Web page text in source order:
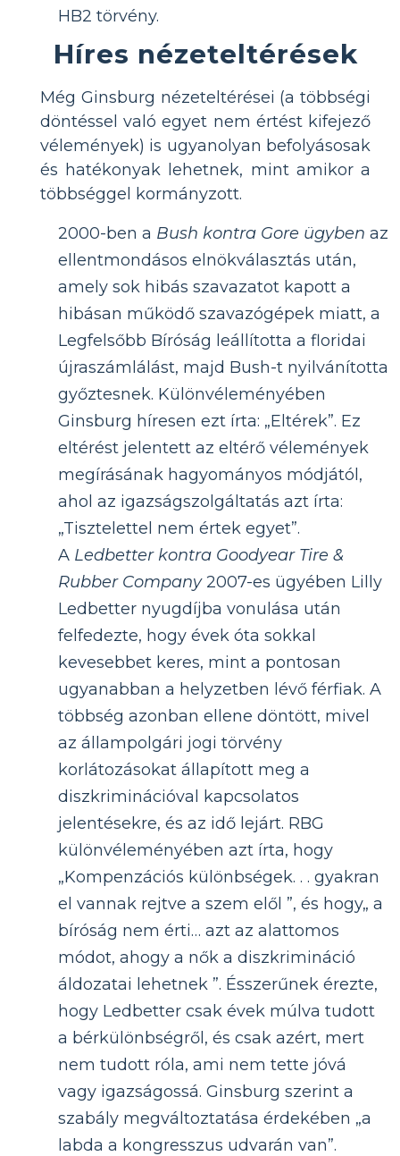
HB2 törvény.
Híres nézeteltérések
Még Ginsburg nézeteltérései (a többségi
döntéssel való egyet nem értést kifejező
vélemények) is ugyanolyan befolyásosak
és hatékonyak lehetnek, mint amikor a
többséggel kormányzott.
2000-ben a Bush kontra Gore ügyben az
ellentmondásos elnökválasztás után,
amely sok hibás szavazatot kapott a
hibásan működő szavazógépek miatt, a
Legfelsőbb Bíróság leállította a floridai
újraszámlálást, majd Bush-t nyilvánította
győztesnek. Különvéleményében
Ginsburg híresen ezt írta: „Eltérek”. Ez
eltérést jelentett az eltérő vélemények
megírásának hagyományos módjától,
ahol az igazságszolgáltatás azt írta:
„Tisztelettel nem értek egyet”.
A Ledbetter kontra Goodyear Tire &
Rubber Company2007-es ügyében Lilly
Ledbetter nyugdíjba vonulása után
felfedezte, hogy évek óta sokkal
kevesebbet keres, mint a pontosan
ugyanabban a helyzetben lévő férfiak. A
többség azonban ellene döntött, mivel
az állampolgári jogi törvény
korlátozásokat állapított meg a
diszkriminációval kapcsolatos
jelentésekre, és az idő lejárt. RBG
különvéleményében azt írta, hogy
„Kompenzációs különbségek. . . gyakran
el vannak rejtve a szem elől ”, és hogy„ a
bíróság nem érti… azt az alattomos
módot, ahogy a nők a diszkrimináció
áldozatai lehetnek ”. Ésszerűnek érezte,
hogy Ledbetter csak évek múlva tudott
a bérkülönbségről, és csak azért, mert
nem tudott róla, ami nem tette jóvá
vagy igazságossá. Ginsburg szerint a
szabály megváltoztatása érdekében „a
labda a kongresszus udvarán van”.